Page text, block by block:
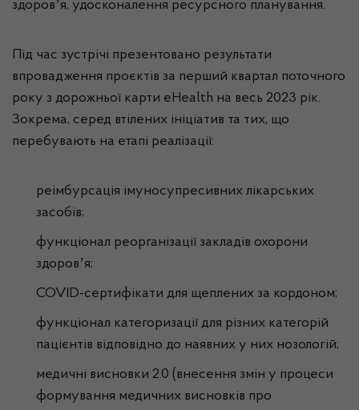
здоровʼя, удосконалення ресурсного планування.
Під час зустрічі презентовано результати
впровадження проєктів за перший квартал поточного
року з дорожньої карти еHealth на весь 2023 рік.
Зокрема, серед втілених ініціатив та тих, що
перебувають на етапі реалізації:
реімбурсація імуносупресивних лікарських
засобів;
функціонал реорганізації закладів охорони
здоровʼя;
COVID-сертифікати для щеплених за кордоном;
функціонал категоризації для різних категорій
пацієнтів відповідно до наявних у них нозологій;
медичні висновки 2.0 (внесення змін у процеси
формування медичних висновків про